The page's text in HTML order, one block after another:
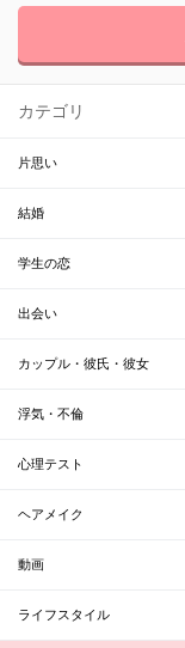
カテゴリ
片思い
結婚
学生の恋
出会い
カップル・彼氏・彼女
浮気・不倫
心理テスト
ヘアメイク
動画
ライフスタイル